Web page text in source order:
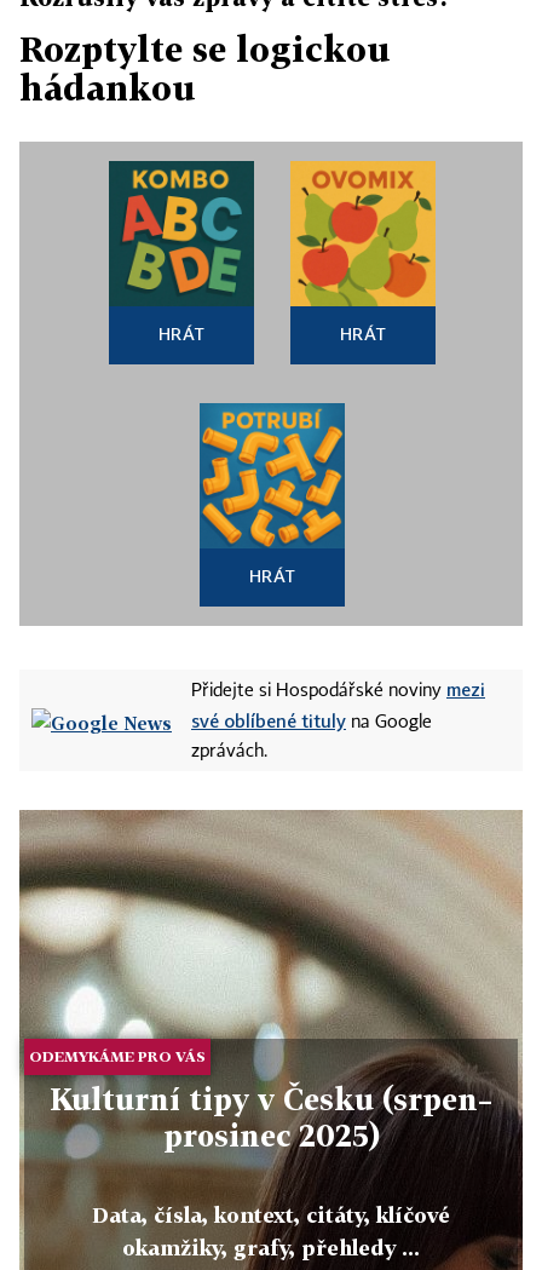
Rozptylte se logickou
hádankou
HRÁT HRÁT
HRÁT
Přidejte si Hospodářské noviny mezi
své oblíbené tituly na Google
zprávách.
ODEMYKÁME PRO VÁS
Kulturní tipy v Česku (srpen–
prosinec 2025)
Data, čísla, kontext, citáty, klíčové
okamžiky, grafy, přehledy ...